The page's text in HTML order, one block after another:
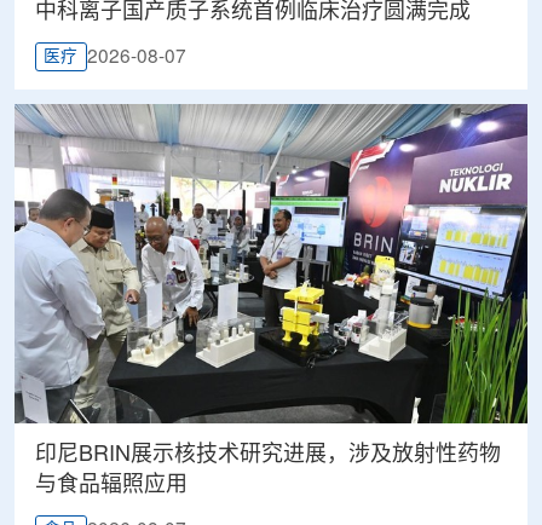
中科离子国产质子系统首例临床治疗圆满完成
医疗 2026-08-07
印尼BRIN展示核技术研究进展，涉及放射性药物
与食品辐照应用